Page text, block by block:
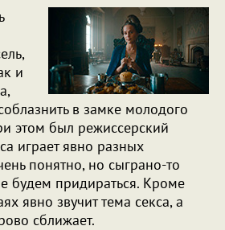
и
в замке молодого
этом был режиссерский
играет явно разных
понятно, но сыграно-то
будем придираться. Кроме
явно звучит тема секса, а
сближает.